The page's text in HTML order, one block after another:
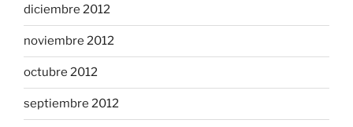
diciembre 2012
noviembre 2012
octubre 2012
septiembre 2012